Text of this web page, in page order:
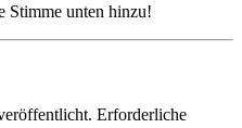
Stimme unten hinzu!
Erforderliche